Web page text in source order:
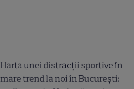
Harta unei distracții sportive în
mare trend la noi în București: